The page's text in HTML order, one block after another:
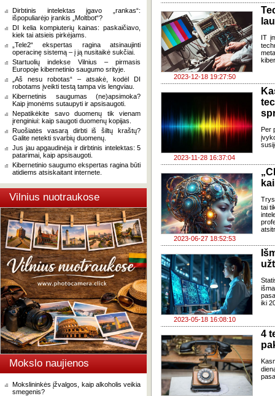
Dirbtinis intelektas įgavo „rankas“:
išpopuliarėjo įrankis „Moltbot“?
DI kelia kompiuterių kainas: paskaičiavo,
kiek tai atsieis pirkėjams.
„Tele2“ ekspertas ragina atsinaujinti
operacinę sistemą – į ją nusitaikė sukčiai.
Startuolių indekse Vilnius – pirmasis
Europoje kibernetinio saugumo srityje.
„Aš nesu robotas“ – atsakė, kodėl DI
robotams įveikti testą tampa vis lengviau.
Kibernetinis saugumas (ne)apsimoka?
Kaip įmonėms sutaupyti ir apsisaugoti.
Nepatikėkite savo duomenų tik vienam
įrenginiui: kaip saugoti duomenų kopijas.
Ruošiatės vasarą dirbti iš šiltų kraštų?
Galite netekti svarbių duomenų.
Jus jau apgaudinėja ir dirbtinis intelektas: 5
patarimai, kaip apsisaugoti.
Kibernetinio saugumo ekspertas ragina būti
atidiems atsiskaitant internete.
Vilnius nuotraukose
Mokslo naujienos
Mokslininkės įžvalgos, kaip alkoholis veikia
smegenis?
2023-12-18 19:27:50
IT
2023-11-28 16:37:04
Per
2023-06-27 18:52:53
tai
2023-05-18 16:08:10
iki
4